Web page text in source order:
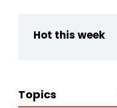
Hot this week
Topics